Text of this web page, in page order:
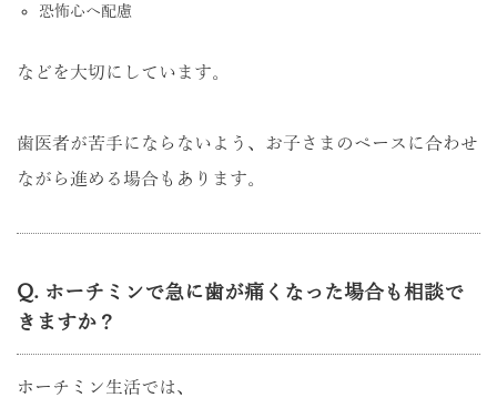
恐怖心へ配慮
などを大切にしています。
歯医者が苦手にならないよう、お子さまのペースに合わせ
ながら進める場合もあります。
Q. ホーチミンで急に歯が痛くなった場合も相談で
きますか？
ホーチミン生活では、